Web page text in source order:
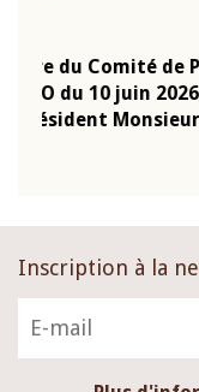
Allocution
Monétaire de la
prononcée par
Inscription à la